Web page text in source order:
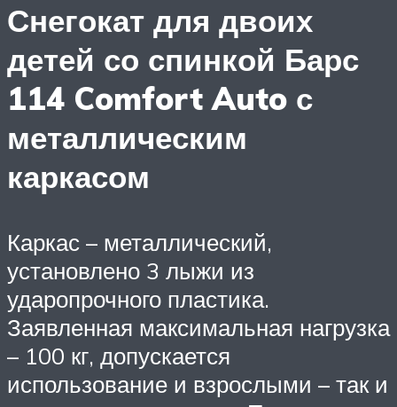
Снегокат для двоих
детей со спинкой Барс
114 Comfort Auto с
металлическим
каркасом
Каркас – металлический,
установлено 3 лыжи из
ударопрочного пластика.
Заявленная максимальная нагрузка
– 100 кг, допускается
использование и взрослыми – так и